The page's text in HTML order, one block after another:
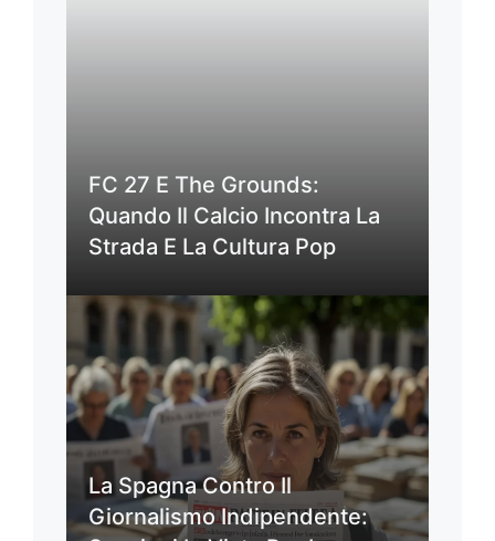
FC 27 E The Grounds:
Quando Il Calcio Incontra La
Strada E La Cultura Pop
La Spagna Contro Il
Giornalismo Indipendente: